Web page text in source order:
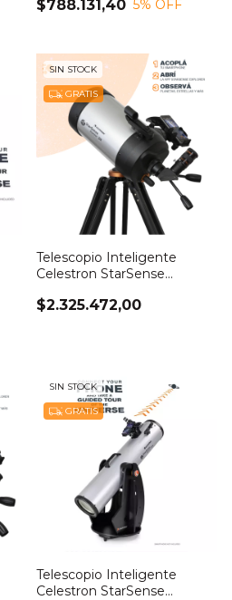
$788.131,40 5% OFF
SIN STOCK
GRATIS
Telescopio Inteligente
Celestron StarSense
$2.325.472,00
SIN STOCK
GRATIS
Telescopio Inteligente
Celestron StarSense